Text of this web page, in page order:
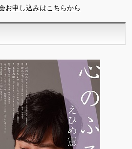
お申し込みはこちらから